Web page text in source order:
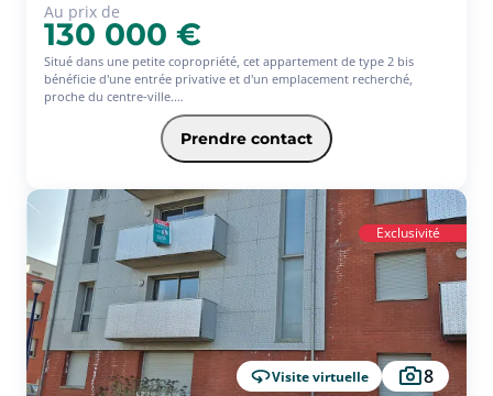
Au prix de
130 000 €
Situé dans une petite copropriété, cet appartement de type 2 bis
bénéficie d'une entrée privative et d'un emplacement recherché,
proche du centre-ville.
Une pièce de vie lumineuse avec espace cuisine à équiper (environ 30
Une chambre côté rue
Une salle de bain
Un bureau, idéal pour télétravail ou espace dressing
Prendre contact
Exclusivité
Visite virtuelle 8